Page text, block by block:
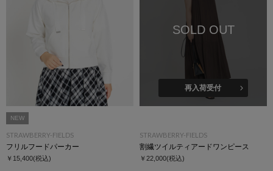
NEW
STRAWBERRY-FIELDS
フリルフードパーカー
￥15,400(税込)
SOLD OUT
再入荷受付
STRAWBERRY-FIELDS
割繊ツイルティアードワンピース
￥22,000(税込)